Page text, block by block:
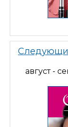
август -